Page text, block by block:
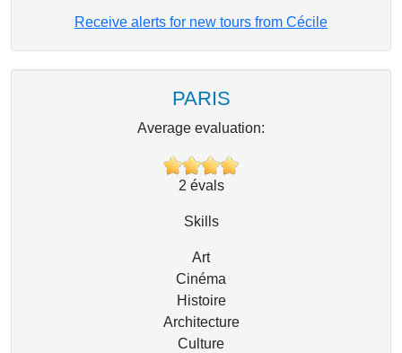
Receive alerts for new tours from Cécile
PARIS
Average evaluation:
2 évals
Skills
Art
Cinéma
Histoire
Architecture
Culture